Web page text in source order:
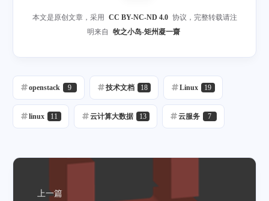
本文是原创文章，采用 CC BY-NC-ND 4.0 协议，完整转载请注
明来自
牧之小岛-矩州凝一齋
openstack 9 技术文档 18 Linux 19
linux 11 云计算大数据 13 云服务 7
上一篇